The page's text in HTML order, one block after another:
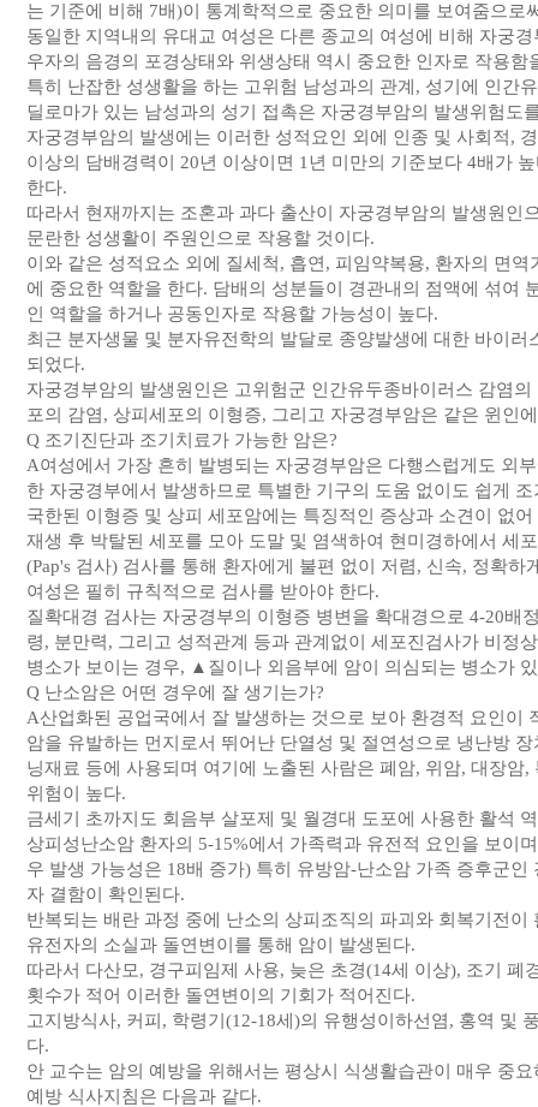
는 기준에 비해 7배)이 통계학적으로 중요한 의미를 보여줌으로
동일한 지역내의 유대교 여성은 다른 종교의 여성에 비해 자궁
우자의 음경의 포경상태와 위생상태 역시 중요한 인자로 작용함
특히 난잡한 성생활을 하는 고위험 남성과의 관계, 성기에 인간
딜로마가 있는 남성과의 성기 접촉은 자궁경부암의 발생위험도
자궁경부암의 발생에는 이러한 성적요인 외에 인종 및 사회적,
이상의 담배경력이 20년 이상이면 1년 미만의 기준보다 4배가
한다.
따라서 현재까지는 조혼과 과다 출산이 자궁경부암의 발생원인
문란한 성생활이 주원인으로 작용할 것이다.
이와 같은 성적요소 외에 질세척, 흡연, 피임약복용, 환자의 면
에 중요한 역할을 한다. 담배의 성분들이 경관내의 점액에 섞여
인 역할을 하거나 공동인자로 작용할 가능성이 높다.
최근 분자생물 및 분자유전학의 발달로 종양발생에 대한 바이
되었다.
자궁경부암의 발생원인은 고위험군 인간유두종바이러스 감염
포의 감염, 상피세포의 이형증, 그리고 자궁경부암은 같은 윈인
Q 조기진단과 조기치료가 가능한 암은?
A여성에서 가장 흔히 발병되는 자궁경부암은 다행스럽게도 외
한 자궁경부에서 발생하므로 특별한 기구의 도움 없이도 쉽게
국한된 이형증 및 상피 세포암에는 특징적인 증상과 소견이 없
재생 후 박탈된 세포를 모아 도말 및 염색하여 현미경하에서 세
(Pap's 검사) 검사를 통해 환자에게 불편 없이 저렴, 신속, 정확
여성은 필히 규칙적으로 검사를 받아야 한다.
질확대경 검사는 자궁경부의 이형증 병변을 확대경으로 4-20
령, 분만력, 그리고 성적관계 등과 관계없이 세포진검사가 비정
병소가 보이는 경우, ▲질이나 외음부에 암이 의심되는 병소가
Q 난소암은 어떤 경우에 잘 생기는가?
A산업화된 공업국에서 잘 발생하는 것으로 보아 환경적 요인이
암을 유발하는 먼지로서 뛰어난 단열성 및 절연성으로 냉난방
닝재료 등에 사용되며 여기에 노출된 사람은 폐암, 위암, 대장암
위험이 높다.
금세기 초까지도 회음부 살포제 및 월경대 도포에 사용한 활석
상피성난소암 환자의 5-15%에서 가족력과 유전적 요인을 보이
우 발생 가능성은 18배 증가) 특히 유방암-난소암 가족 증후군
자 결함이 확인된다.
반복되는 배란 과정 중에 난소의 상피조직의 파괴와 회복기전
유전자의 소실과 돌연변이를 통해 암이 발생된다.
따라서 다산모, 경구피임제 사용, 늦은 초경(14세 이상), 조기 폐
횟수가 적어 이러한 돌연변이의 기회가 적어진다.
고지방식사, 커피, 학령기(12-18세)의 유행성이하선염, 홍역 및
다.
안 교수는 암의 예방을 위해서는 평상시 식생활습관이 매우 중
예방 식사지침은 다음과 같다.